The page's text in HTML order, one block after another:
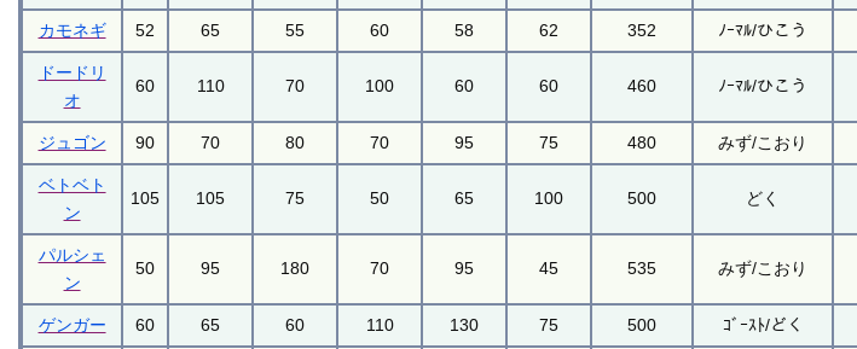
カモネギ 52 65 55 60 58 62 352 ﾉｰﾏﾙ/ひこう
ドードリ
オ
60 110 70 100 60 60 460 ﾉｰﾏﾙ/ひこう
ジュゴン 90 70 80 70 95 75 480 みず/こおり
ベトベト
ン
105 105 75 50 65 100 500 どく
パルシェ
ン
50 95 180 70 95 45 535 みず/こおり
ゲンガー 60 65 60 110 130 75 500 ｺﾞｰｽﾄ/どく